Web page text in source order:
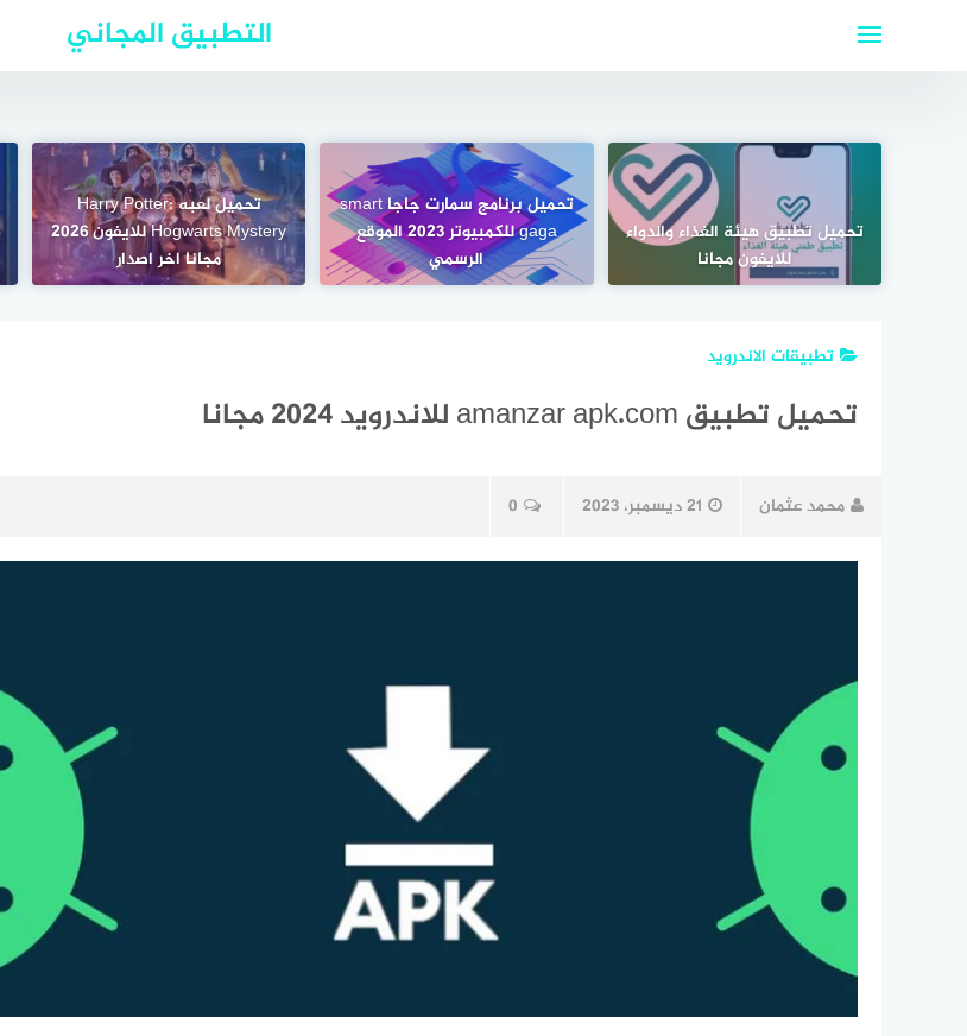
التطبيق المجاني
تحميل تطبيق هيئة الغذاء والدواء
للايفون مجانا
تحميل برنامج سمارت جاجا smart
gaga للكمبيوتر 2023 الموقع
الرسمي
تحميل لعبه Harry Potter:
Hogwarts Mystery للايفون 2026
مجانا اخر اصدار
تطبيقات الاندرويد
تحميل تطبيق amanzar apk.com للاندرويد 2024 مجانا
محمد عثمان 21 ديسمبر، 2023 0